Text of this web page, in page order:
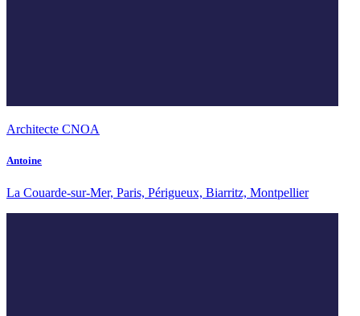
Architecte CNOA
Antoine
La Couarde-sur-Mer, Paris, Périgueux, Biarritz, Montpellier